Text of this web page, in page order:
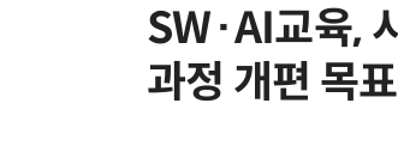
SW·AI교육,
과정 개편 목표